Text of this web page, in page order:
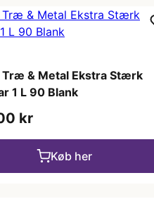
Træ & Metal Ekstra Stærk
1 L 90 Blank
kr
Køb her